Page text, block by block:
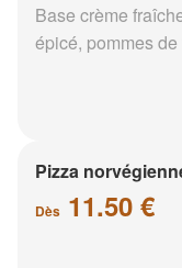
Base crème
épicé, pommes
Pizza
Dès 11.50 €